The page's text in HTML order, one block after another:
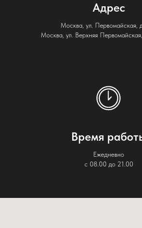
Адрес
Москва, ул. Первомайская,
Москва, ул. Верхняя
Время
Ежедневно
с 08.00 до 21.00